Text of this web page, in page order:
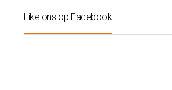
Like ons op Facebook